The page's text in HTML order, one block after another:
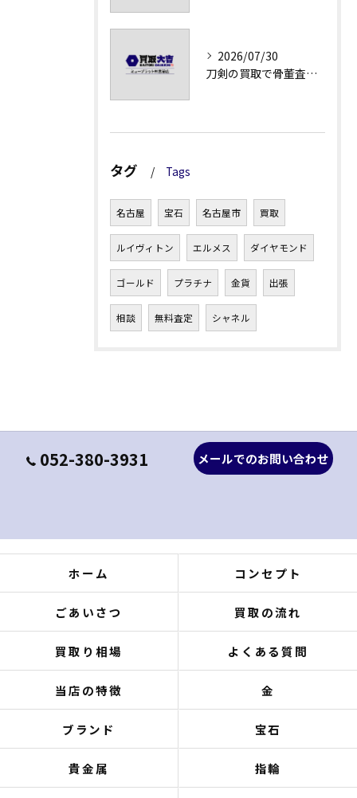
2026/07/30
刀剣の買取で骨董査定の注意点
タグ Tags
名古屋 宝石 名古屋市 買取
ルイヴィトン エルメス ダイヤモンド
ゴールド プラチナ 金貨 出張
相談 無料査定 シャネル
052-380-3931 メールでのお問い合わせ
ホーム コンセプト
ごあいさつ 買取の流れ
買取り相場 よくある質問
当店の特徴 金
ブランド 宝石
貴金属 指輪